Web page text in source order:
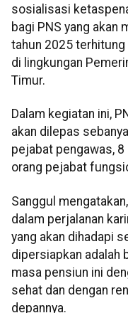
sosialisasi
bagi PNS yang akan
tahun 2025
di lingkungan
Timur.
Dalam kegiatan ini,
akan dilepas
pejabat pengawas,
orang pejabat
Sanggul
dalam perjalanan
yang akan dihadapi
dipersiapkan adalah
masa pensiun ini
sehat dan dengan
depannya.